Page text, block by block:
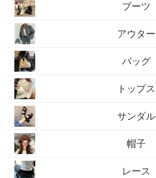
ブーツ
アウター
バッグ
トップス
サンダル
帽子
レース